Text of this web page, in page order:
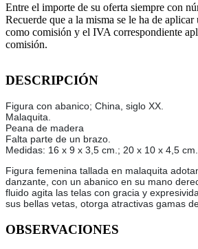
Entre el importe de su oferta siempre con
Recuerde que a la misma se le ha de
como comisión y el IVA correspondiente
comisión.
DESCRIPCIÓN
Figura con abanico; China, siglo XX.
Malaquita.
Peana de madera
Falta parte de un brazo.
Medidas: 16 x 9 x 3,5 cm.; 20 x 10 x 4,5
Figura femenina tallada en malaquita
danzante, con un abanico en su mano
fluido agita las telas con gracia y
sus bellas vetas, otorga atractivas gamas
OBSERVACIONES